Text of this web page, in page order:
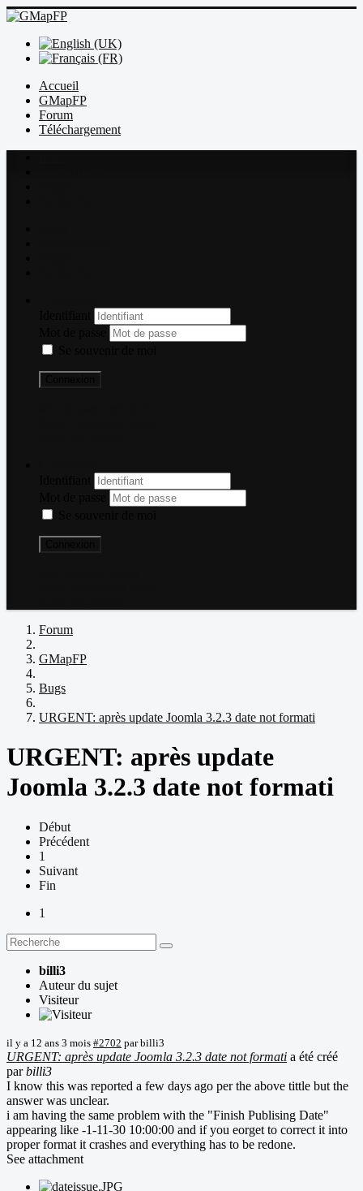
Accueil
GMapFP
Forum
Téléchargement
Forum
GMapFP
Bugs
URGENT: après update Joomla 3.2.3 date not formati
URGENT: après update
Joomla 3.2.3 date not formati
Début
Précédent
1
Suivant
Fin
1
billi3
Auteur du sujet
Visiteur
il y a 12 ans 3 mois #2702 parbilli3
URGENT: après update Joomla 3.2.3 date not formati a été créé
parbilli3
I know this was reported a few days ago per the above tittle but the
answer was unclear.
i am having the same problem with the "Finish Publising Date"
appearing like -1-11-30 10:00:00 and if you eorget to correct it into
proper format it crashes and everything has to be redone.
See attachment